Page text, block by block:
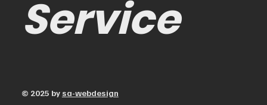
Service
© 2025 by sa-webdesign